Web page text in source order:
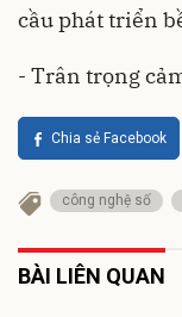
cầu phát triển
- Trân trọng
Chia sẻ Facebook
công nghệ số
BÀI LIÊN QUAN